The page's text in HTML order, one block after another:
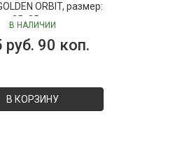
ORBIT, размер:
35х25 см
В НАЛИЧИИ
руб. 90 коп.
В КОРЗИНУ